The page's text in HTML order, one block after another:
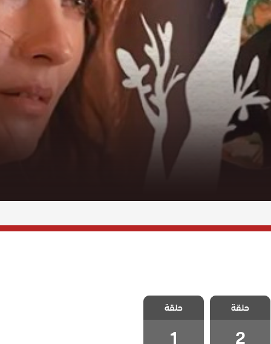
مسلسل ذات
اخرى الموسم
الثاني الحلقة 2
حلقة
2
مسلسل ذات
اخرى الموسم
الثاني الحلقة 1
حلقة
1